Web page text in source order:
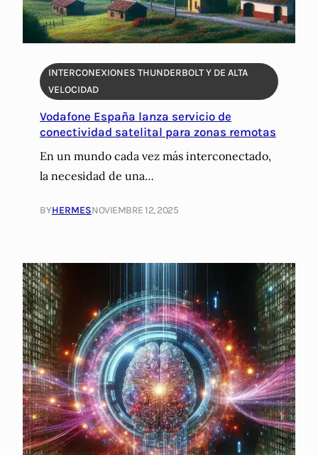
INTERCONEXIONES THUNDERBOLT Y DE ALTA
VELOCIDAD
Vodafone España lanza servicio de
conectividad satelital para zonas remotas
En un mundo cada vez más interconectado,
la necesidad de una…
BYHERMESNOVIEMBRE 12, 2025